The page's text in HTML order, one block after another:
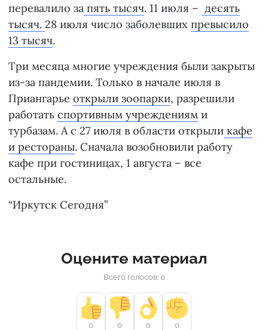
перевалило за пять тысяч. 11 июля – десять
тысяч. 28 июля число заболевших превысило
13 тысяч.
Три месяца многие учреждения были закрыты
из-за пандемии. Только в начале июля в
Приангарье открыли зоопарки, разрешили
работать спортивным учреждениям и
турбазам. А с 27 июля в области открыли кафе
и рестораны. Сначала возобновили работу
кафе при гостиницах, 1 августа – все
остальные.
“Иркутск Сегодня”
Оцените материал
Всего голосов: 0
0 0 0 0